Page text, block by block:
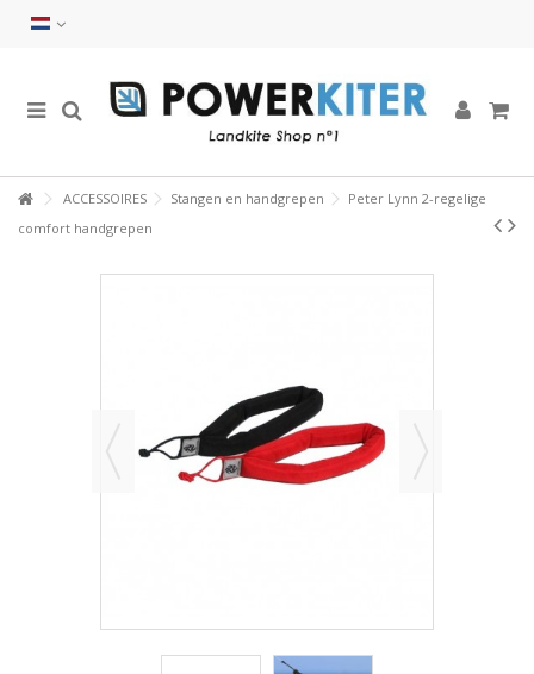
ACCESSOIRES Stangen en handgrepen
Peter Lynn 2-regelige
comfort handgrepen